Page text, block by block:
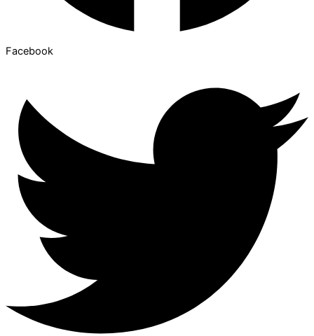
Facebook